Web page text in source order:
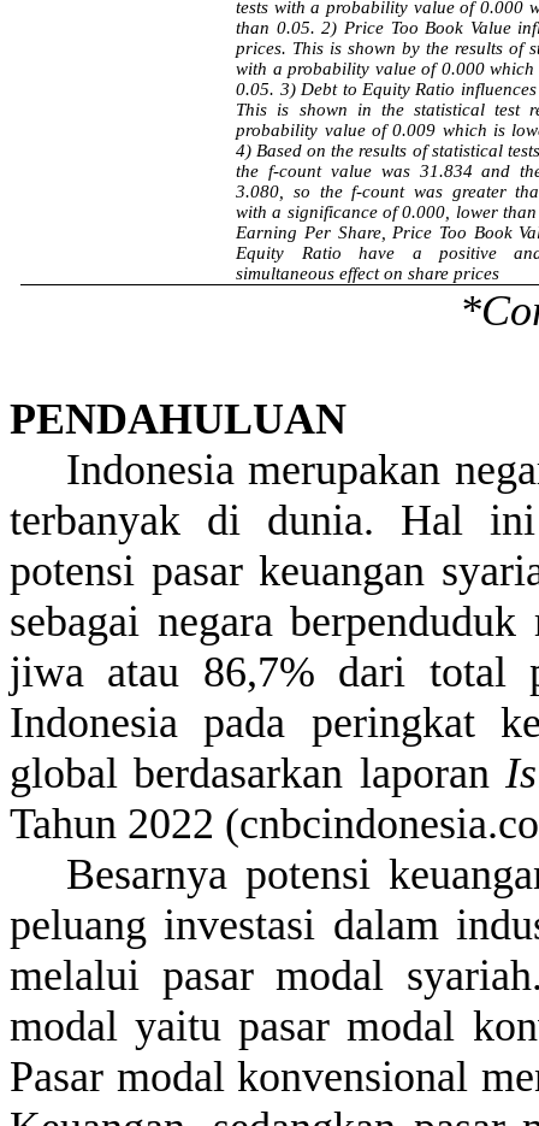
tests with a probability value of 0.000
than 0.05. 2) Price Too Book Value
prices. This is shown by the results of
with a probability value of 0.000
0.05. 3) Debt to Equity Ratio
This is shown in the statistical test
probability value of 0.009 which is
4) Based on the results of statistical
the f-count value was 31.834 and
3.080, so the f-count was greater
with a significance of 0.000, lower
Earning Per Share, Price Too Book
Equity Ratio have a positive
simultaneous effect on share prices
*
PENDAHULUAN
Indonesiamerupakan
terbanyak di dunia. Hal ini
potensi pasar keuangan
sebagai negaraberpenduduk
jiwa atau 86,7% dari total
Indonesia pada peringkat
global berdasarkan laporan
Tahun 2022
Besarnya potensi
peluang investasi dalam
melalui pasar modal
modalyaitu pasar modal
Pasar modal konvensional